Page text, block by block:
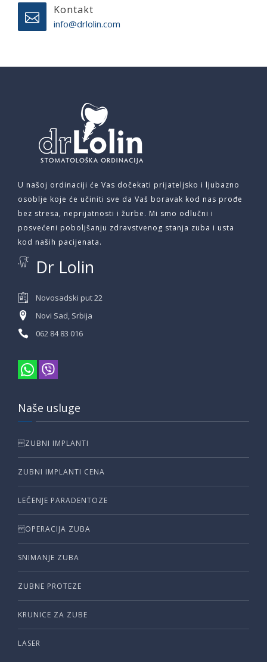
Kontakt
info@drlolin.com
U našoj ordinaciji će Vas dočekati prijateljsko i ljubazno
osoblje koje će učiniti sve da Vaš boravak kod nas prođe
bez stresa, neprijatnosti i žurbe. Mi smo odlučni i
posvećeni poboljšanju zdravstvenog stanja zuba i usta
kod naših pacijenata.
Dr Lolin
Novosadski put 22
Novi Sad, Srbija
062 84 83 016
Naše usluge
ZUBNI IMPLANTI
ZUBNI IMPLANTI CENA
LEČENJE PARADENTOZE
OPERACIJA ZUBA
SNIMANJE ZUBA
ZUBNE PROTEZE
KRUNICE ZA ZUBE
LASER